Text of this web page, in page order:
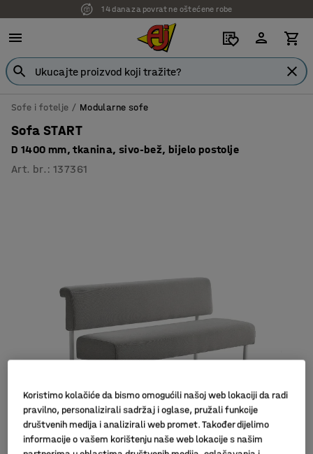
7 godina garancije
Sofe i fotelje Modularne sofe
Sofa START
D 1400 mm, tkanina, sivo-bež, bijelo postolje
Art. br. :137361
Koristimo kolačiće da bismo omogućili našoj web lokaciji da radi
pravilno, personalizirali sadržaj i oglase, pružali funkcije
društvenih medija i analizirali web promet. Također dijelimo
informacije o vašem korištenju naše web lokacije s našim